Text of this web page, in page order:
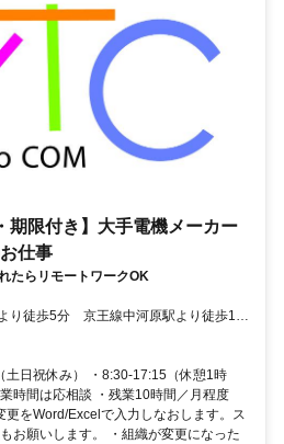
期限付き】大手電機メーカー
仕事
たらリモートワークOK
土日祝休み） ・8:30-17:15（休憩1時
時間は応相談 ・残業10時間／月程度
更をWord/Excelで入力しなおします。ス
お願いします。 ・組織が変更になった